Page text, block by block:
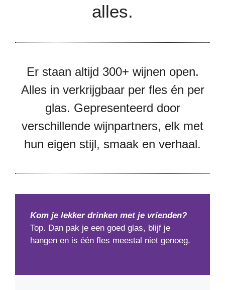
alles.
Er staan altijd 300+ wijnen open.
Alles in verkrijgbaar per fles én per
glas. Gepresenteerd door
verschillende wijnpartners, elk met
hun eigen stijl, smaak en verhaal.
Kom je lekker drinken met je vrienden?
Top. Dan pak je een goed glas, blijf je
hangen en is één fles meestal niet genoeg.